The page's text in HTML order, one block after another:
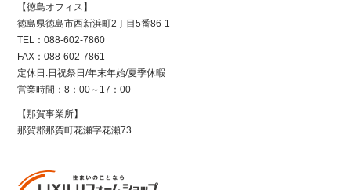
【徳島オフィス】
徳島県徳島市西新浜町2丁目5番86-1
TEL：088-602-7860
FAX：088-602-7861
定休日:日祝祭日/年末年始/夏季休暇
営業時間：8：00～17：00
【那賀事業所】
那賀郡那賀町花瀬字花瀬73